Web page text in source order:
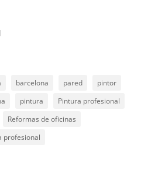
barcelona pared
pintor
pintura
Pintura profesional
Reformas de oficinas
profesional